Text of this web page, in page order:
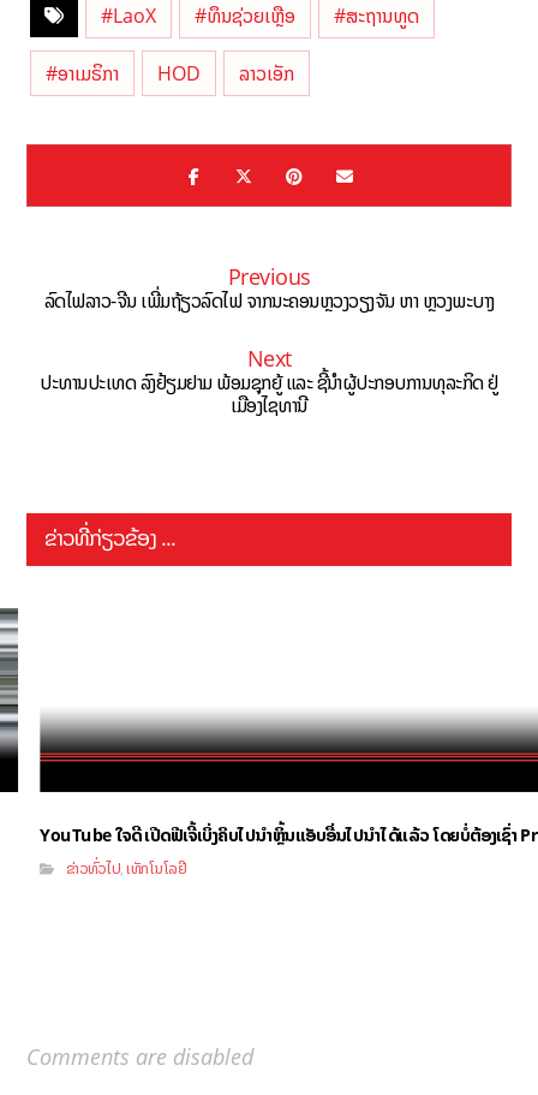
#LaoX #ທຶນຊ່ວຍເຫຼືອ #ສະຖານທູດ
#ອາເມຣິກາ HOD ລາວເອັກ
Previous
ລົດໄຟລາວ-ຈີນ ເພີ່ມຖ້ຽວລົດໄຟ ຈາກນະຄອນຫຼວງວຽງຈັນ ຫາ ຫຼວງພະບາງ
Next
ປະທານປະເທດ ລົງຢ້ຽມຢາມ ພ້ອມຊຸກຍູ້ ແລະ ຊີ້​ນຳຜູ້ປະກອບການທຸລະກິດ ຢູ່
ເມືອງໄຊທານີ
ຂ່າວທີ່ກ່ຽວຂ້ອງ ...
YouTube ໃຈດີ ເປີດຟີເຈີ້ເບິ່ງຄິບໄປນຳຫຼິ້ນແອັບອື່ນໄປນຳໄດ້ແລ້ວ ໂດຍບໍ່ຕ້ອງເຊົ່າ
ຂ່າວທົ່ວໄປ ,ເທັກໂນໂລຢີ
Comments are disabled